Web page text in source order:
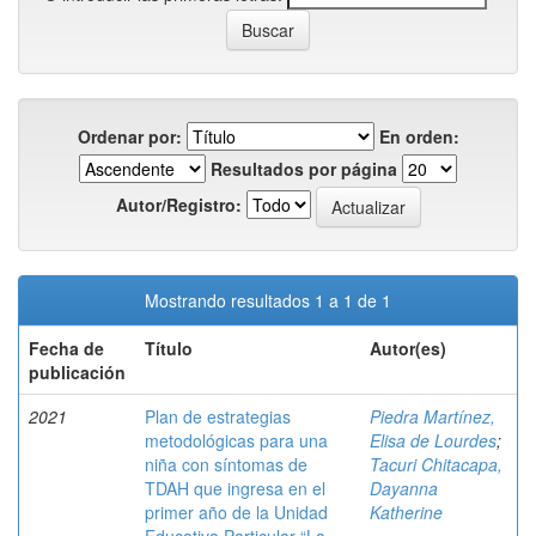
Ordenar por:
En orden:
Resultados por página
Autor/Registro:
Mostrando resultados 1 a 1 de 1
Fecha de
publicación
Título Autor(es)
2021
Plan de estrategias
metodológicas para una
niña con síntomas de
TDAH que ingresa en el
primer año de la Unidad
Piedra Martínez,
Elisa de Lourdes;
Tacuri Chitacapa,
Dayanna
Katherine